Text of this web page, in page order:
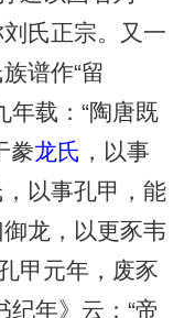
刘氏正宗。又一
谱作“留
年载：“陶唐既
豢龙氏 ，以事
以事孔甲，能
龙，以更豕韦
甲元年，废豕
纪年》云：“帝